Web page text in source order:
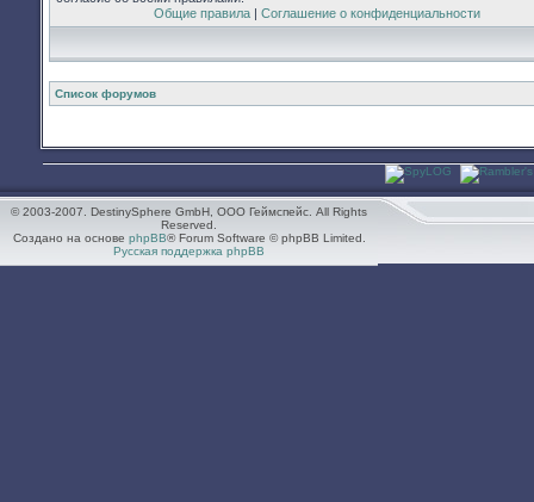
Общие правила| Соглашение о конфиденциальности
Список форумов
© 2003-2007. DestinySphere GmbH, ООО Геймспейс. All Rights
Reserved.
Создано на основе phpBB® Forum Software © phpBB Limited.
Русская поддержка phpBB